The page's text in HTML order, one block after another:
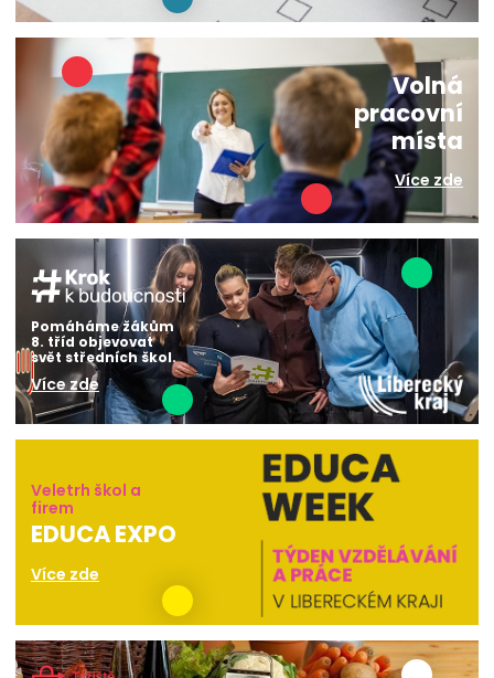
Volná
pracovní
místa
Více zde
Pomáháme žákům
8. tříd objevovat
svět středních škol.
Více zde
Veletrh škol a
firem
EDUCA EXPO
Více zde